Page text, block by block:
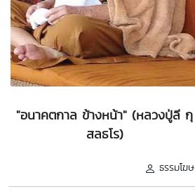
"อนาคตกาล ข้างหน้า" (หลวงปู่ลี กุ
สลธโร)
ธรรมโฆษ